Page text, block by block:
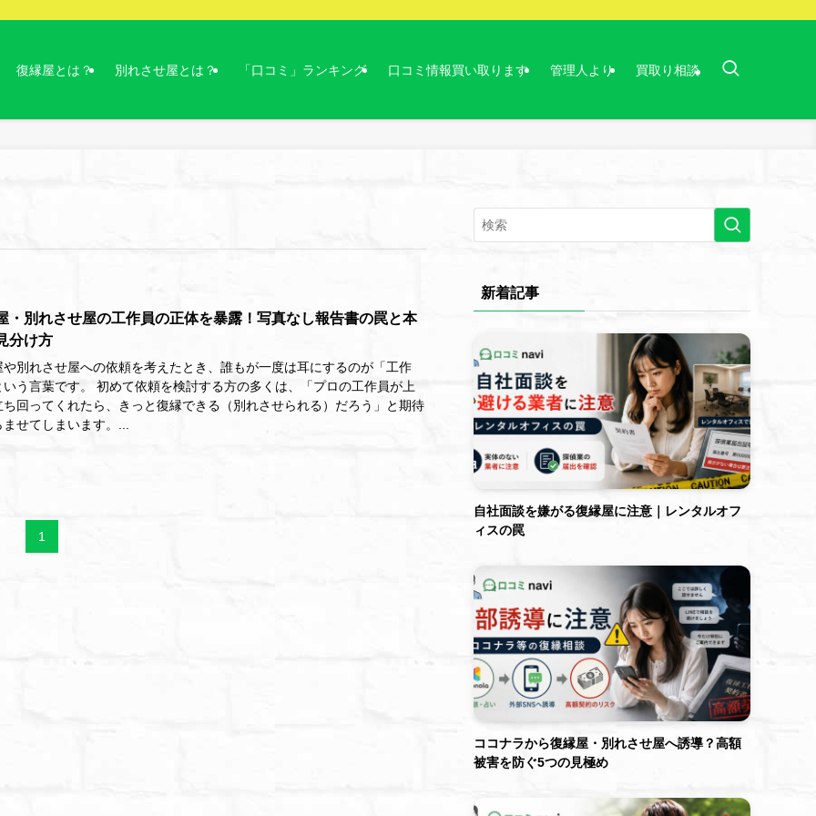
復縁屋とは？ 別れさせ屋とは？ 「口コミ」ランキング 口コミ情報買い取ります 管理人より 買取り相談
・別れさせ屋の工作員の正体を暴露！写真なし報告書の罠と本
分け方
や別れさせ屋への依頼を考えたとき、誰もが一度は耳にするのが「工作
いう言葉です。 初めて依頼を検討する方の多くは、「プロの工作員が上
ち回ってくれたら、きっと復縁できる（別れさせられる）だろう」と期待
せてしまいます。...
1
新着記事
自社面談を嫌がる復縁屋に注意｜レンタルオフ
ィスの罠
ココナラから復縁屋・別れさせ屋へ誘導？高額
被害を防ぐ5つの見極め